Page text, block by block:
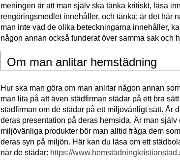
meningen är att man själv ska tänka kritiskt, läsa
rengöringsmedlet innehåller, och tänka; är det här
man inte vad de olika beteckningarna innehåller,
någon annan också funderat över samma sak och
Om man anlitar hemstädning
Hur ska man göra om man anlitar någon annan
man lita på att även städfirman städar på ett bra
städfirman om de städar på ett miljövänligt sätt. Är
deras presentation på deras hemsida. Är man
miljövänliga produkter bör man alltid fråga dem
deras syn på miljön. Här kan du läsa om ett
när de städar: https://